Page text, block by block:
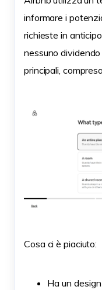
informare i
richieste in
nessuno
principali,
Cosa ci è piaciuto:
Ha un